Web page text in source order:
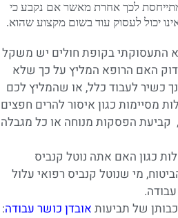
לכך אחרת מאשר אם נקבע כי
יכול לעסוק עוד בשום מקצוע שהוא.
התעסוקתי בקופת חולים יש משקל
האם הרופא המליץ על כך שלא
כשיר לעבוד כלל, או שהמליץ לכם
מסיימות כגון איסור להרים חפצים
הפסקות מנוחה או כל מגבלה
כגון האם אתה נוטל קנביס
מי שנוטל קנביס רפואי עלול
של תביעות אובדן כושר עבודה: